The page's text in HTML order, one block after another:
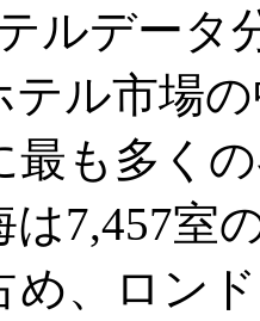
ルデータ
テル市場
最も多く
は7,457室
め、ロン